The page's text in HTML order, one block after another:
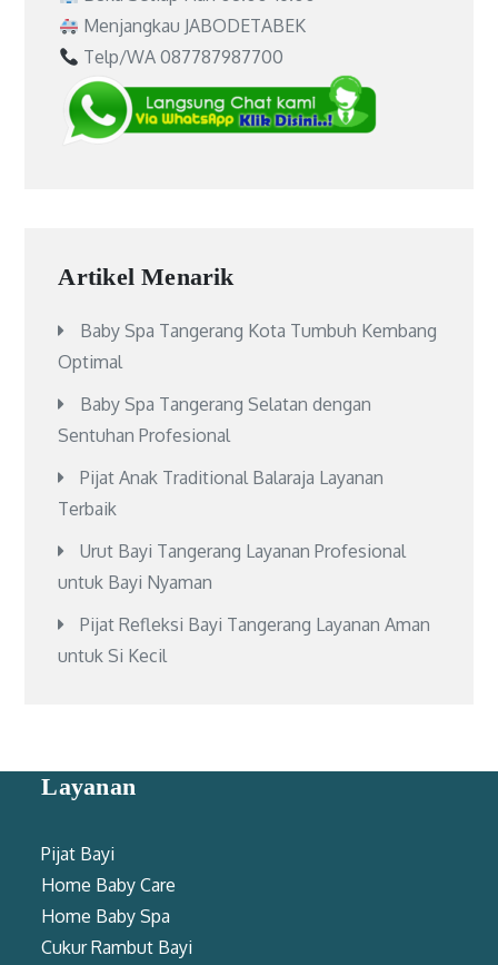
Menjangkau JABODETABEK
Telp/WA 087787987700
Artikel Menarik
Baby Spa Tangerang Kota Tumbuh Kembang
Optimal
Baby Spa Tangerang Selatan dengan
Sentuhan Profesional
Pijat Anak Traditional Balaraja Layanan
Terbaik
Urut Bayi Tangerang Layanan Profesional
untuk Bayi Nyaman
Pijat Refleksi Bayi Tangerang Layanan Aman
untuk Si Kecil
Layanan
Pijat Bayi
Home Baby Care
Home Baby Spa
Cukur Rambut Bayi